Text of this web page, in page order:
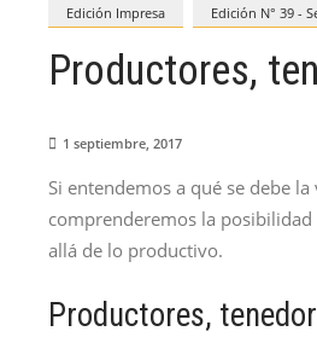
Edición Impresa Edición N° 39 -
Productores,
1 septiembre, 2017
Si entendemos a qué se debe
comprenderemos la posibilidad
allá de lo productivo.
Productores,